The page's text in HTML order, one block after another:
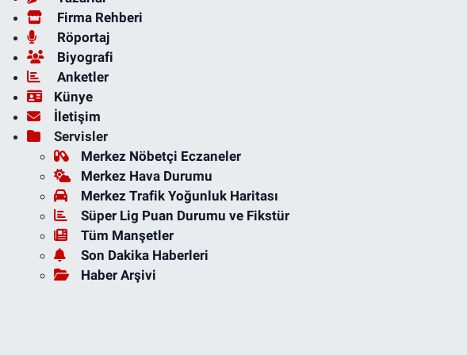
Firma Rehberi
Röportaj
Biyografi
Anketler
Künye
İletişim
Servisler
Merkez Nöbetçi Eczaneler
Merkez Hava Durumu
Merkez Trafik Yoğunluk Haritası
Süper Lig Puan Durumu ve Fikstür
Tüm Manşetler
Son Dakika Haberleri
Haber Arşivi